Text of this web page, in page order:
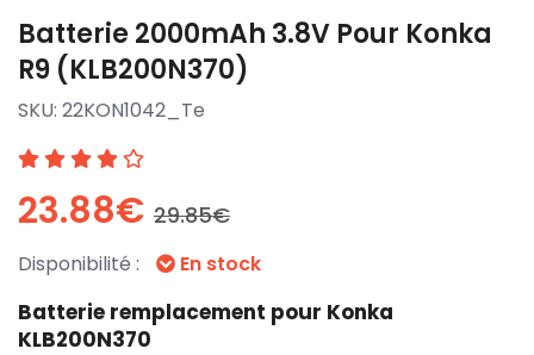
Batterie 2000mAh 3.8V Pour Konka
R9 (KLB200N370)
SKU: 22KON1042_Te
23.88€ 29.85€
Disponibilité : En stock
Batterie remplacement pour Konka
KLB200N370